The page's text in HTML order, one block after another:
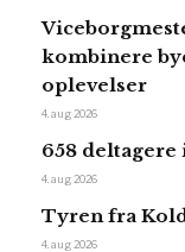
kombinere
oplevelser
4. aug 2026
658
4. aug 2026
Tyren fra
4. aug 2026